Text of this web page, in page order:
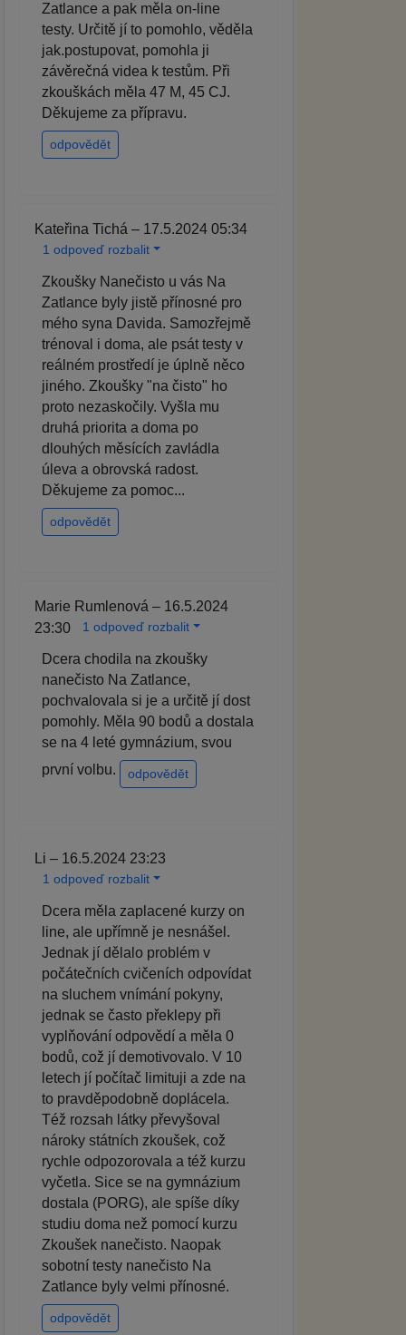
Zatlance a pak měla on-line
testy. Určitě jí to pomohlo, věděla
jak.postupovat, pomohla ji
závěrečná videa k testům. Při
zkouškách měla 47 M, 45 CJ.
Děkujeme za přípravu.
odpovědět
Kateřina Tichá – 17.5.2024 05:34
1 odpoveď rozbalit
Zkoušky Nanečisto u vás Na
Zatlance byly jistě přínosné pro
mého syna Davida. Samozřejmě
trénoval i doma, ale psát testy v
reálném prostředí je úplně něco
jiného. Zkoušky "na čisto" ho
proto nezaskočily. Vyšla mu
druhá priorita a doma po
dlouhých měsících zavládla
úleva a obrovská radost.
Děkujeme za pomoc...
odpovědět
Marie Rumlenová – 16.5.2024
23:30
1 odpoveď rozbalit
Dcera chodila na zkoušky
nanečisto Na Zatlance,
pochvalovala si je a určitě jí dost
pomohly. Měla 90 bodů a dostala
se na 4 leté gymnázium, svou
první volbu.
odpovědět
Li – 16.5.2024 23:23
1 odpoveď rozbalit
Dcera měla zaplacené kurzy on
line, ale upřímně je nesnášel.
Jednak jí dělalo problém v
počátečních cvičeních odpovídat
na sluchem vnímání pokyny,
jednak se často překlepy při
vyplňování odpovědí a měla 0
bodů, což jí demotivovalo. V 10
letech jí počítač limituji a zde na
to pravděpodobně doplácela.
Též rozsah látky převyšoval
nároky státních zkoušek, což
rychle odpozorovala a též kurzu
vyčetla. Sice se na gymnázium
dostala (PORG), ale spíše díky
studiu doma než pomocí kurzu
Zkoušek nanečisto. Naopak
sobotní testy nanečisto Na
Zatlance byly velmi přínosné.
odpovědět